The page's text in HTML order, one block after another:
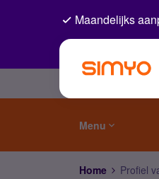
Maandelijks
Menu
Home Profiel